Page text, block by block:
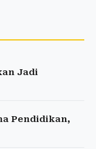
Jadi
Pendidikan,